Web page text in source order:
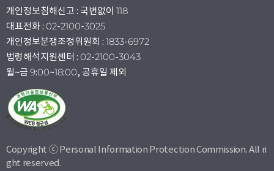
개인정보침해신고 : 국번없이 118
대표전화 : 02-2100-3025
개인정보분쟁조정위원회 : 1833-6972
법령해석지원센터 : 02-2100-3043
월~금 9:00~18:00, 공휴일 제외
Copyright ⓒ Personal Information Protection Commission. All ri
ght reserved.